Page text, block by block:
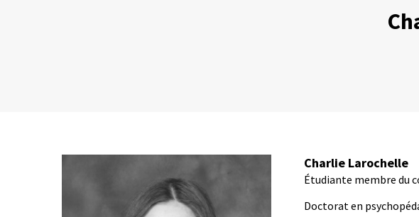
Charlie Larochelle
Étudiante membre du
Doctorat en